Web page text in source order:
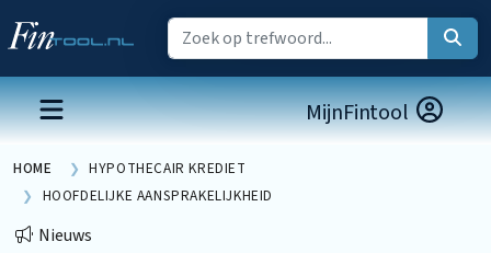
MijnFintool
HOME
HYPOTHECAIR KREDIET
HOOFDELIJKE AANSPRAKELIJKHEID
Nieuws